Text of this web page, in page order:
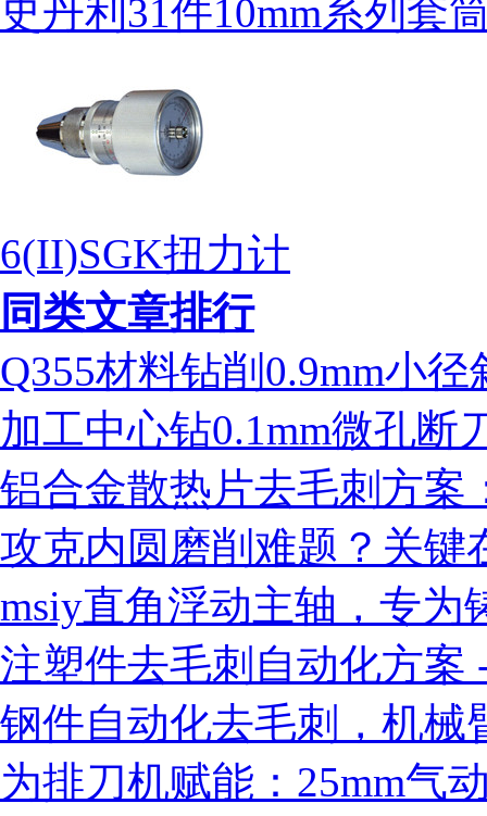
史丹利31件10mm系列套
6(II)SGK扭力计
同类文章排行
Q355材料钻削0.9mm小
加工中心钻0.1mm微孔断
铝合金散热片去毛刺方案
攻克内圆磨削难题？关键
msiy直角浮动主轴，专为
注塑件去毛刺自动化方案
钢件自动化去毛刺，机械
为排刀机赋能：25mm气